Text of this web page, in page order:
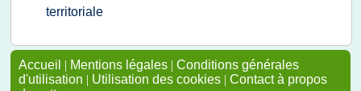
territoriale
Accueil | Mentions légales | Conditions générales
d'utilisation | Utilisation des cookies | Contact à propos